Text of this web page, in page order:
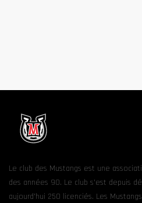
Le club des Mustangs est une
des années 90. Le club s’est depuis
aujourd’hui 250 licenciés. Les